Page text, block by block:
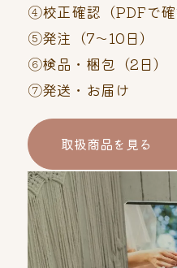
④校正確認（PDFで確
⑤発注（7～10日）
⑥検品・梱包（2日）
⑦発送・お届け
取扱商品を見る